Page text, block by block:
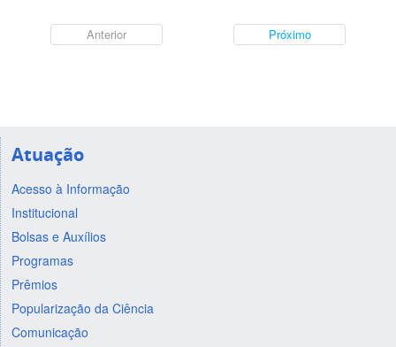
Anterior Próximo
Atuação
Acesso à Informação
Institucional
Bolsas e Auxílios
Programas
Prêmios
Popularização da Ciência
Comunicação